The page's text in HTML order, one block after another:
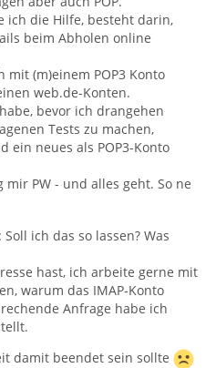
ich die Hilfe, besteht darin,
beim Abholen online
mit (m)einem POP3 Konto
web.de-Konten.
bevor ich drangehen
Tests zu machen,
ein neues als POP3-Konto
PW - und alles geht. So ne
ich das so lassen? Was
hast, ich arbeite gerne mit
warum das IMAP-Konto
Anfrage habe ich
damit beendet sein sollte